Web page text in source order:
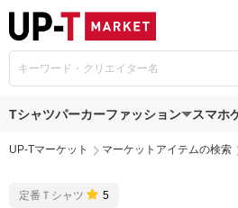
Tシャツパーカーファッション スマホ
UP-Tマーケット マーケットアイテムの検索
定番Ｔシャツ 5